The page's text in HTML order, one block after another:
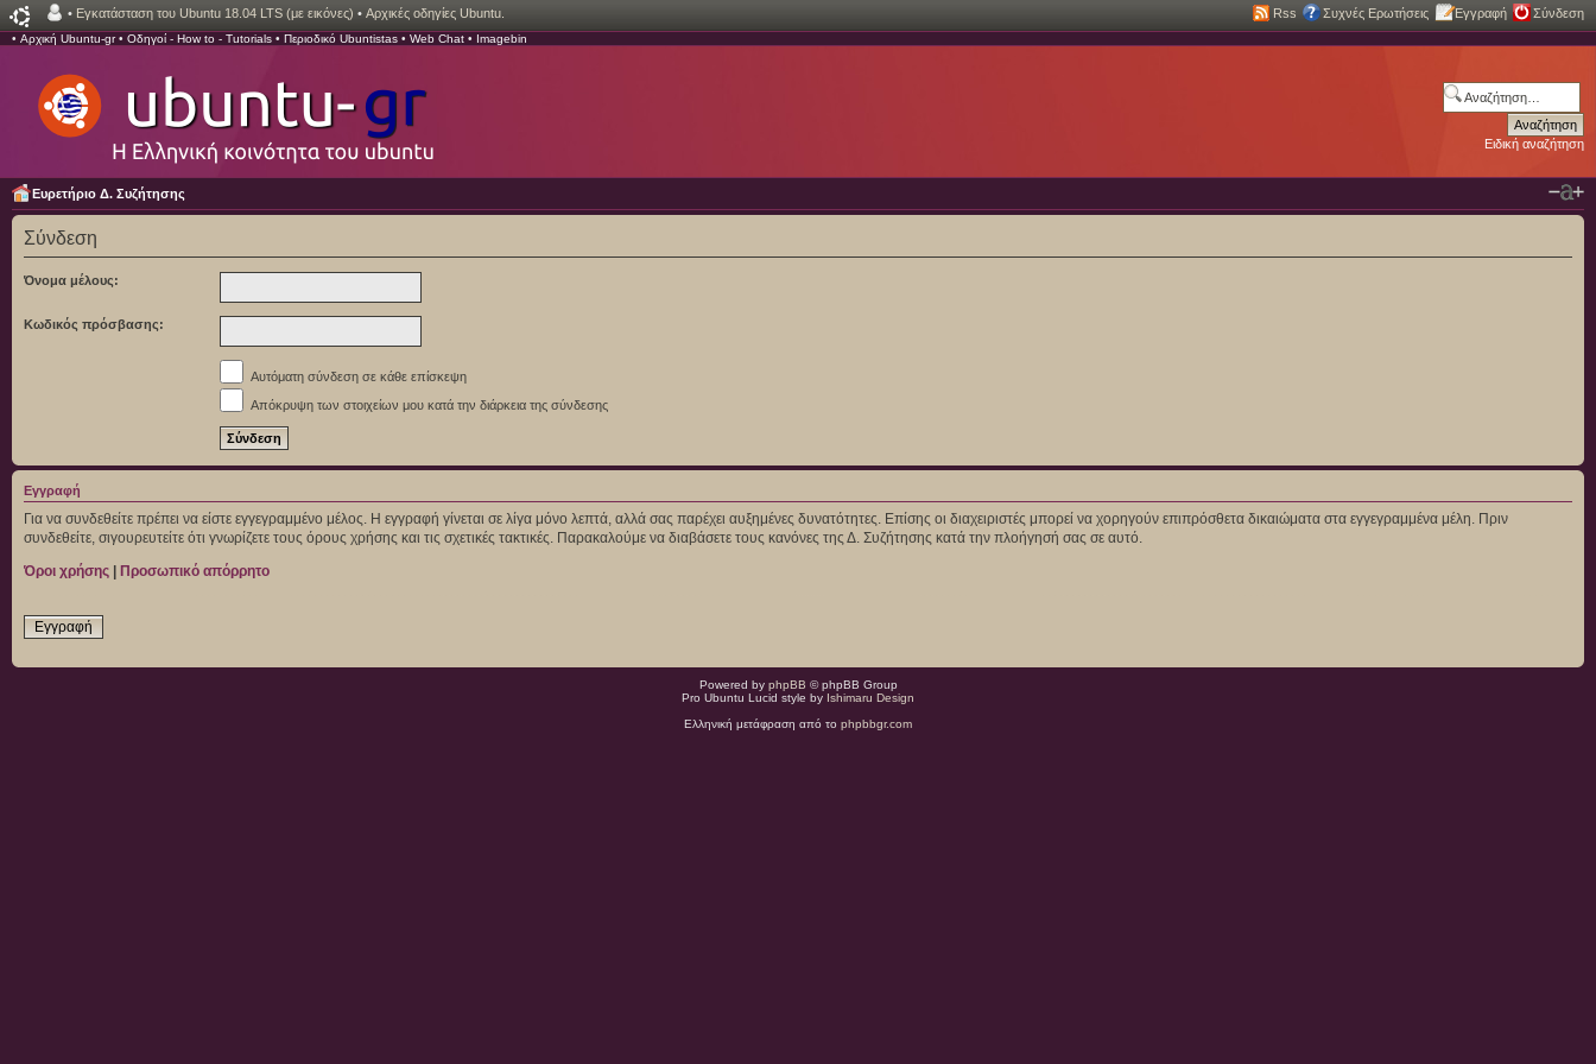
• Εγκατάσταση του Ubuntu 18.04 LTS (με εικόνες) • Αρχικές οδηγίες Ubuntu. Rss Συχνές Ερωτήσεις Εγγραφή Σύνδεση
• Αρχική Ubuntu-gr• Οδηγοί - How to - Tutorials • Περιοδικό Ubuntistas • Web Chat • Imagebin
Ειδική αναζήτηση
Ευρετήριο Δ. Συζήτησης
Σύνδεση
Όνομα μέλους:
Κωδικός πρόσβασης:
Αυτόματη σύνδεση σε κάθε επίσκεψη
Απόκρυψη των στοιχείων μου κατά την διάρκεια της σύνδεσης
Εγγραφή
Για να συνδεθείτε πρέπει να είστε εγγεγραμμένο μέλος. Η εγγραφή γίνεται σε λίγα μόνο λεπτά, αλλά σας παρέχει αυξημένες δυνατότητες. Επίσης οι διαχειριστές μπορεί να χορηγούν επιπρόσθετα δικαιώματα στα εγγεγραμμένα μέλη. Πριν
συνδεθείτε, σιγουρευτείτε ότι γνωρίζετε τους όρους χρήσης και τις σχετικές τακτικές. Παρακαλούμε να διαβάσετε τους κανόνες της Δ. Συζήτησης κατά την πλοήγησή σας σε αυτό.
Όροι χρήσης | Προσωπικό απόρρητο
Εγγραφή
Powered by phpBB © phpBB Group
Pro Ubuntu Lucid style by Ishimaru Design
Ελληνική μετάφραση από το phpbbgr.com